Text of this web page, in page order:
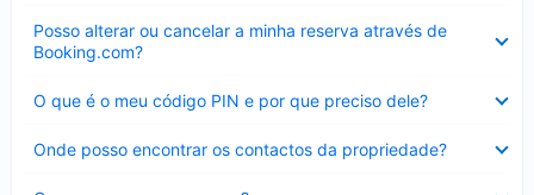
Posso alterar ou cancelar a minha reserva através de
Booking.com?
fechado
O que é o meu código PIN e por que preciso dele?
fechado
Onde posso encontrar os contactos da propriedade?
fechado